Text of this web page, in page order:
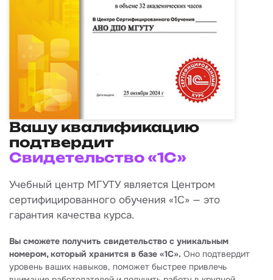
Вашу квалификацию
подтвердит
Свидетельство «1С»
Учебный центр МГУТУ является Центром
сертифицированного обучения «1С» — это
гарантия качества курса.
Вы сможете получить свидетельство с уникальным
номером, который хранится в базе «1С». Оно подтвердит
уровень ваших навыков, поможет быстрее привлечь